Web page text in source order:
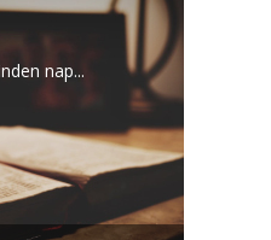
nap...